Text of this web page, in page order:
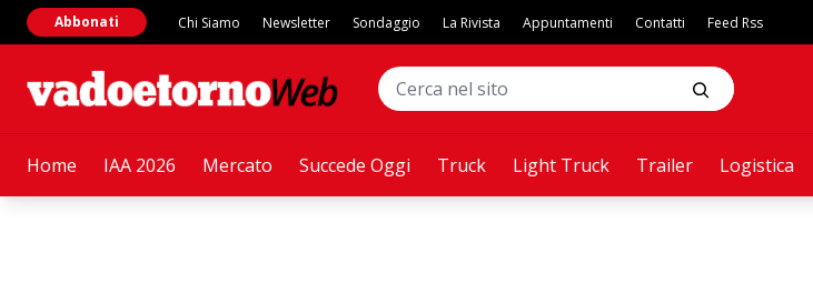
Home IAA 2026 Mercato Succede Oggi Truck Light Truck Trailer Logistica
Abbonati Chi Siamo Newsletter Sondaggio La Rivista Appuntamenti Contatti Feed Rss